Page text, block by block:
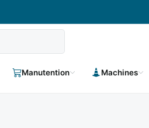
Manutention Machines